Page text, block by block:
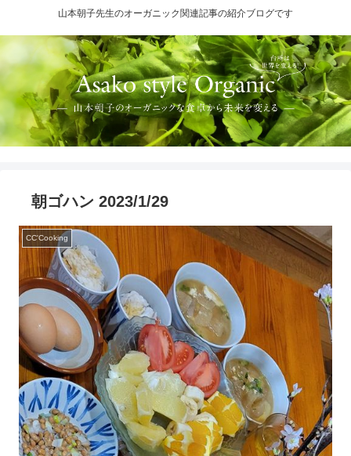
山本朝子先生のオーガニック関連記事の紹介ブログです
朝ゴハン 2023/1/29
CC'Cooking